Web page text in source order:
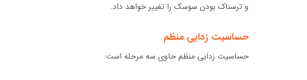
و ترسناک بودن سوسک را تغییر خواهد داد.
حساسیت زدایی منظم
حساسیت زدایی منظم حاوی سه مرحله است: